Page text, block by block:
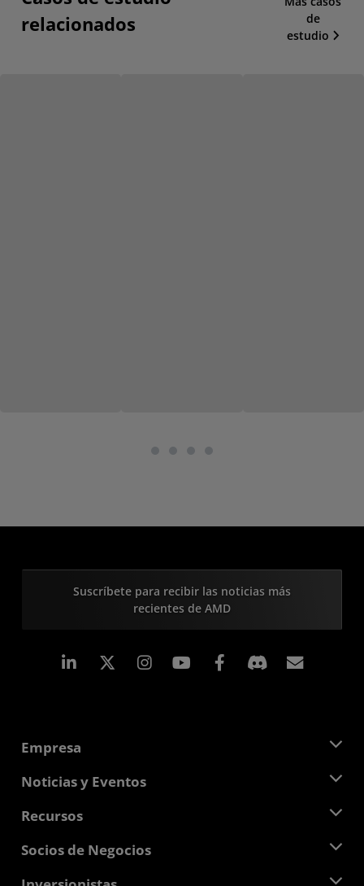
relacionados
de
estudio
Suscríbete para recibir las noticias más
recientes de AMD
LinkedIn Instagram Facebook
Empresa
Acerca de AMD
Responsabilidad corporativa
Carreras profesionales
Contáctanos
Noticias y Eventos
Sala de prensa
Biblioteca multimedia
Recursos
Centro para desarrolladores
Socios de Negocios
Centro para socios de AMD